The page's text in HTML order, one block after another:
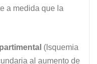
a medida que la
(Isquemia
al aumento de